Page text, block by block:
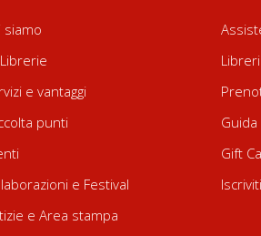
siamo
e vantaggi
punti
e Festival
e Area stampa
Gift